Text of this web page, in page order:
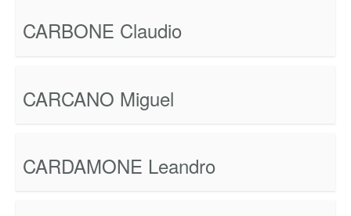
CARBONE Claudio
CARCANO Miguel
CARDAMONE Leandro